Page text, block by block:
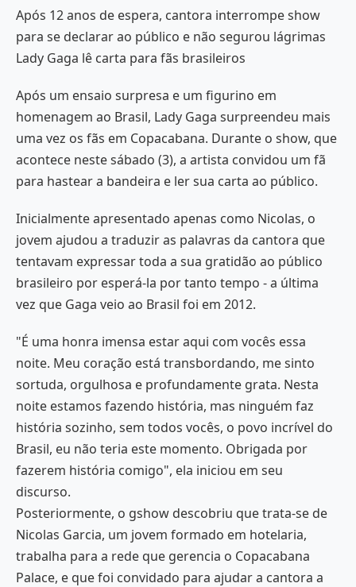
Após 12 anos de espera, cantora interrompe show
para se declarar ao público e não segurou lágrimas
Lady Gaga lê carta para fãs brasileiros
Após um ensaio surpresa e um figurino em
homenagem ao Brasil, Lady Gaga surpreendeu mais
uma vez os fãs em Copacabana. Durante o show, que
acontece neste sábado (3), a artista convidou um fã
para hastear a bandeira e ler sua carta ao público.
Inicialmente apresentado apenas como Nicolas, o
jovem ajudou a traduzir as palavras da cantora que
tentavam expressar toda a sua gratidão ao público
brasileiro por esperá-la por tanto tempo - a última
vez que Gaga veio ao Brasil foi em 2012.
"É uma honra imensa estar aqui com vocês essa
noite. Meu coração está transbordando, me sinto
sortuda, orgulhosa e profundamente grata. Nesta
noite estamos fazendo história, mas ninguém faz
história sozinho, sem todos vocês, o povo incrível do
Brasil, eu não teria este momento. Obrigada por
fazerem história comigo", ela iniciou em seu
discurso.
Posteriormente, o gshow descobriu que trata-se de
Nicolas Garcia, um jovem formado em hotelaria,
trabalha para a rede que gerencia o Copacabana
Palace, e que foi convidado para ajudar a cantora a